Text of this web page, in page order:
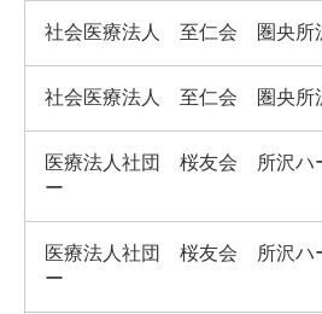
社会医療法人 至仁会 圏央所
社会医療法人 至仁会 圏央所
医療法人社団 桜友会 所沢ハ
ー
医療法人社団 桜友会 所沢ハ
ー